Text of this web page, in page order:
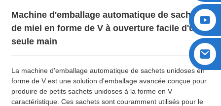
Machine d'emballage automatique de sachets
de miel en forme de V à ouverture facile d'une
seule main
La machine d'emballage automatique de sachets unidoses en
forme de V est une solution d'emballage avancée conçue pour
produire de petits sachets unidoses à la forme en V
caractéristique. Ces sachets sont couramment utilisés pour le